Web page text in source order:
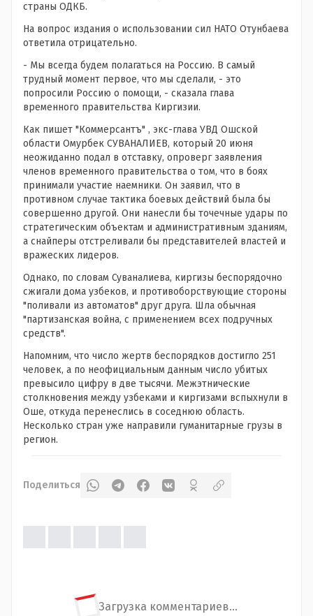
страны ОДКБ.
На вопрос издания о использовании сил НАТО Отунбаева
ответила отрицательно.
- Мы всегда будем полагаться на Россию. В самый
трудный момент первое, что мы сделали, - это
попросили Россию о помощи, - сказала глава
временного правительства Киргизии.
Как пишет "Коммерсантъ" , экс-глава УВД Ошской
области Омурбек СУВАНАЛИЕВ, который 20 июня
неожиданно подал в отставку, опроверг заявления
членов временного правительства о том, что в боях
принимали участие наемники. Он заявил, что в
противном случае тактика боевых действий была бы
совершенно другой. Они нанесли бы точечные удары по
стратегическим объектам и административным зданиям,
а снайперы отстреливали бы представителей властей и
вражеских лидеров.
Однако, по словам Суваналиева, киргизы беспорядочно
сжигали дома узбеков, и противоборствующие стороны
"поливали из автоматов" друг друга. Шла обычная
"партизанская война, с применением всех подручных
средств".
Напомним, что число жертв беспорядков достигло 251
человек, а по неофициальным данным число убитых
превысило цифру в две тысячи. Межэтнические
столкновения между узбеками и киргизами вспыхнули в
Оше, откуда перенеслись в соседнюю область.
Несколько стран уже направили гуманитарные грузы в
регион.
Поделиться
Загрузка комментариев...